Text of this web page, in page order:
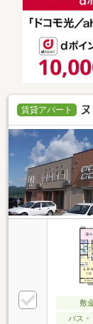
賃貸アパート
敷
バス